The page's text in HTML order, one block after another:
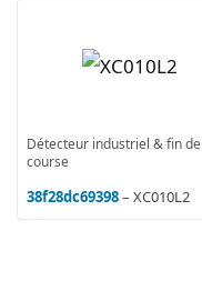
Détecteur industriel & fin de
course
38f28dc69398– XC010L2